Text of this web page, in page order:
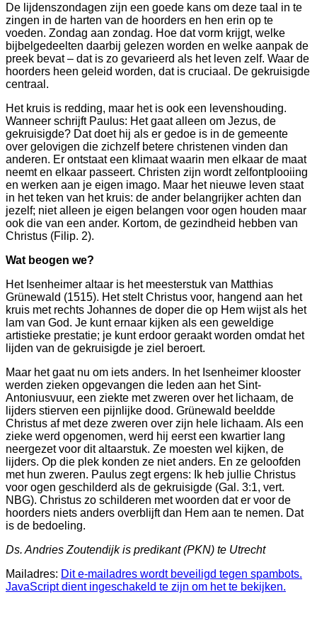
De lijdenszondagen zijn een goede kans om deze taal in te
zingen in de harten van de hoorders en hen erin op te
voeden. Zondag aan zondag. Hoe dat vorm krijgt, welke
bijbelgedeelten daarbij gelezen worden en welke aanpak de
preek bevat – dat is zo gevarieerd als het leven zelf. Waar de
hoorders heen geleid worden, dat is cruciaal. De gekruisigde
centraal.
Het kruis is redding, maar het is ook een levenshouding.
Wanneer schrijft Paulus: Het gaat alleen om Jezus, de
gekruisigde? Dat doet hij als er gedoe is in de gemeente
over gelovigen die zichzelf betere christenen vinden dan
anderen. Er ontstaat een klimaat waarin men elkaar de maat
neemt en elkaar passeert. Christen zijn wordt zelfontplooiing
en werken aan je eigen imago. Maar het nieuwe leven staat
in het teken van het kruis: de ander belangrijker achten dan
jezelf; niet alleen je eigen belangen voor ogen houden maar
ook die van een ander. Kortom, de gezindheid hebben van
Christus (Filip. 2).
Wat beogen we?
Het Isenheimer altaar is het meesterstuk van Matthias
Grünewald (1515). Het stelt Christus voor, hangend aan het
kruis met rechts Johannes de doper die op Hem wijst als het
lam van God. Je kunt ernaar kijken als een geweldige
artistieke prestatie; je kunt erdoor geraakt worden omdat het
lijden van de gekruisigde je ziel beroert.
Maar het gaat nu om iets anders. In het Isenheimer klooster
werden zieken opgevangen die leden aan het Sint-
Antoniusvuur, een ziekte met zweren over het lichaam, de
lijders stierven een pijnlijke dood. Grünewald beeldde
Christus af met deze zweren over zijn hele lichaam. Als een
zieke werd opgenomen, werd hij eerst een kwartier lang
neergezet voor dit altaarstuk. Ze moesten wel kijken, de
lijders. Op die plek konden ze niet anders. En ze geloofden
met hun zweren. Paulus zegt ergens: Ik heb jullie Christus
voor ogen geschilderd als de gekruisigde (Gal. 3:1, vert.
NBG). Christus zo schilderen met woorden dat er voor de
hoorders niets anders overblijft dan Hem aan te nemen. Dat
is de bedoeling.
Ds. Andries Zoutendijk is predikant (PKN) te Utrecht
Mailadres: Dit e-mailadres wordt beveiligd tegen spambots.
JavaScript dient ingeschakeld te zijn om het te bekijken.